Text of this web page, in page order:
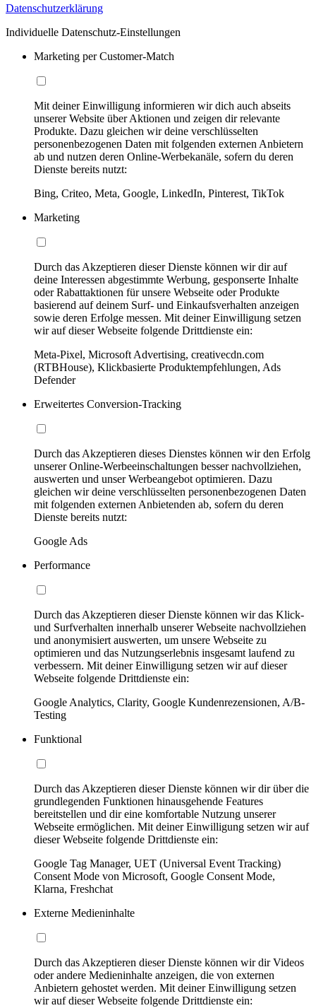
Datenschutzerklärung
Individuelle Datenschutz-Einstellungen
Marketing per Customer-Match
Mit deiner Einwilligung informieren wir dich auch abseits
unserer Website über Aktionen und zeigen dir relevante
Produkte. Dazu gleichen wir deine verschlüsselten
personenbezogenen Daten mit folgenden externen Anbietern
ab und nutzen deren Online-Werbekanäle, sofern du deren
Dienste bereits nutzt:
Bing, Criteo, Meta, Google, LinkedIn, Pinterest, TikTok
Marketing
Durch das Akzeptieren dieser Dienste können wir dir auf
deine Interessen abgestimmte Werbung, gesponserte Inhalte
oder Rabattaktionen für unsere Webseite oder Produkte
basierend auf deinem Surf- und Einkaufsverhalten anzeigen
sowie deren Erfolge messen. Mit deiner Einwilligung setzen
wir auf dieser Webseite folgende Drittdienste ein:
Meta-Pixel, Microsoft Advertising, creativecdn.com
(RTBHouse), Klickbasierte Produktempfehlungen, Ads
Defender
Erweitertes Conversion-Tracking
Durch das Akzeptieren dieses Dienstes können wir den Erfolg
unserer Online-Werbeeinschaltungen besser nachvollziehen,
auswerten und unser Werbeangebot optimieren. Dazu
gleichen wir deine verschlüsselten personenbezogenen Daten
mit folgenden externen Anbietenden ab, sofern du deren
Dienste bereits nutzt:
Google Ads
Performance
Durch das Akzeptieren dieser Dienste können wir das Klick-
und Surfverhalten innerhalb unserer Webseite nachvollziehen
und anonymisiert auswerten, um unsere Webseite zu
optimieren und das Nutzungserlebnis insgesamt laufend zu
verbessern. Mit deiner Einwilligung setzen wir auf dieser
Webseite folgende Drittdienste ein:
Google Analytics, Clarity, Google Kundenrezensionen, A/B-
Testing
Funktional
Durch das Akzeptieren dieser Dienste können wir dir über die
grundlegenden Funktionen hinausgehende Features
bereitstellen und dir eine komfortable Nutzung unserer
Webseite ermöglichen. Mit deiner Einwilligung setzen wir auf
dieser Webseite folgende Drittdienste ein:
Google Tag Manager, UET (Universal Event Tracking)
Consent Mode von Microsoft, Google Consent Mode,
Klarna, Freshchat
Externe Medieninhalte
Durch das Akzeptieren dieser Dienste können wir dir Videos
oder andere Medieninhalte anzeigen, die von externen
Anbietern gehostet werden. Mit deiner Einwilligung setzen
wir auf dieser Webseite folgende Drittdienste ein: